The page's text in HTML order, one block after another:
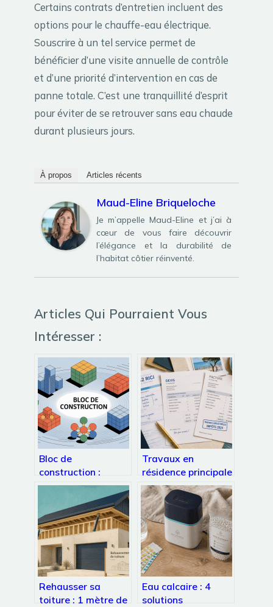
Certains contrats d’entretien incluent des
options pour le chauffe-eau électrique.
Souscrire à un tel service permet de
bénéficier d’une visite annuelle de contrôle
et d’une priorité d’intervention en cas de
panne totale. C’est une tranquillité d’esprit
pour éviter de se retrouver sans eau chaude
durant plusieurs jours.
À propos Articles récents
Maud-Eline Briqueloche
Je m’appelle Maud-Eline et j’ai à
cœur de vous faire découvrir
l’élégance et la durabilité de
l’habitat côtier réinventé.
Articles Qui Pourraient Vous
Intéresser :
Bloc de
construction :
usages, enjeux et
choix pour vos
projets
Travaux en
résidence principale
: quels avantages
fiscaux réels en
2024 ?
Rehausser sa
toiture : 1 mètre de
Eau calcaire : 4
solutions